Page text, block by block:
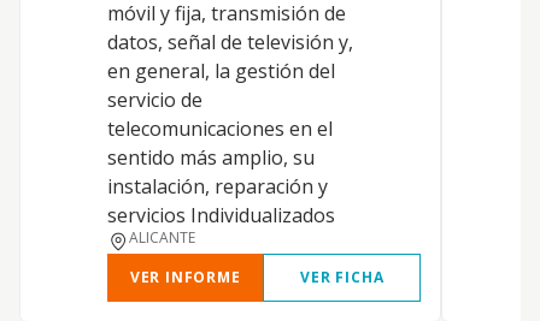
móvil y fija, transmisión de
datos, señal de televisión y,
en general, la gestión del
servicio de
telecomunicaciones en el
sentido más amplio, su
instalación, reparación y
servicios Individualizados
ALICANTE
VER INFORME
VER FICHA